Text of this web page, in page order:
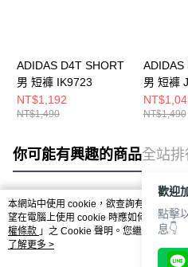
ADIDAS D4T SHORT
男 短褲 IK9723
NT$1,192
NT$1,490
ADIDAS
男 短褲
NT$1,490
你可能有興趣的商品全站排
熱門標籤
本網站中使用 cookie，欲查詢有關本網站
望在電腦上使用 cookie 時應如何變更電
權條款 」之 Cookie 聲明。您繼續使用本
用條款之 Cookie 聲明使用 cookie。
了解更多 >
歡迎
點擊
息👇